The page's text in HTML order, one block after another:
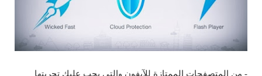
- من المتصفحات الممتازة للآيفون والتي يجب عليك تجربتها